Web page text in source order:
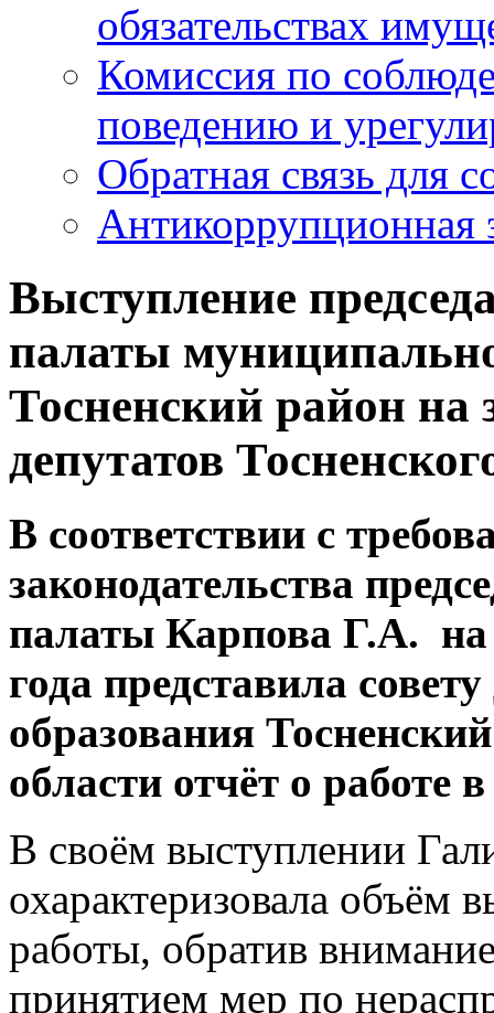
обязательствах
Комиссия по
поведению и
Обратная связь для
Антикоррупционная
Выступление
палаты
Тосненский район на
депутатов
В соответствии с
законодательства
палаты Карпова Г.А. на
года представила
образования
области отчёт о работе
В своём выступлении
охарактеризовала объём
работы, обратив
принятием мер по